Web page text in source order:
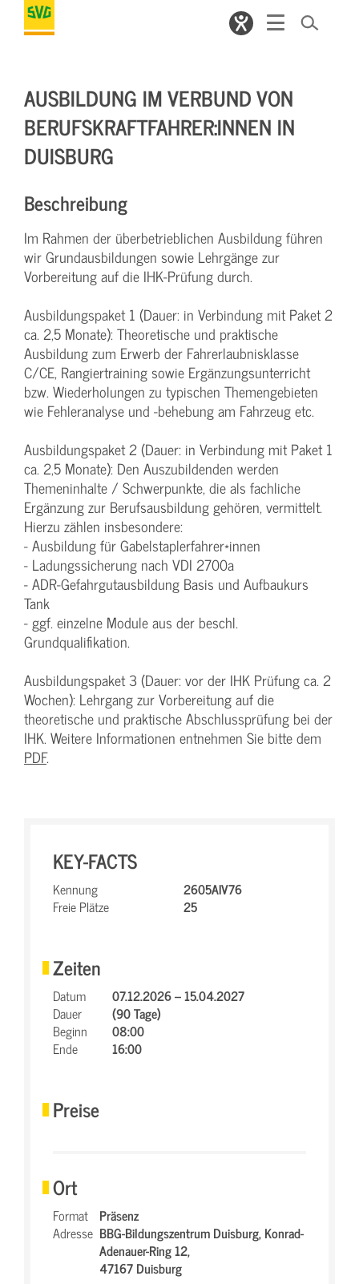
AUSBILDUNG IM VERBUND VON
BERUFSKRAFTFAHRER:INNEN IN
DUISBURG
Beschreibung
Im Rahmen der überbetrieblichen Ausbildung führen
wir Grundausbildungen sowie Lehrgänge zur
Vorbereitung auf die IHK-Prüfung durch.
Ausbildungspaket 1 (Dauer: in Verbindung mit Paket 2
ca. 2,5 Monate): Theoretische und praktische
Ausbildung zum Erwerb der Fahrerlaubnisklasse
C/CE, Rangiertraining sowie Ergänzungsunterricht
bzw. Wiederholungen zu typischen Themengebieten
wie Fehleranalyse und -behebung am Fahrzeug etc.
Ausbildungspaket 2 (Dauer: in Verbindung mit Paket 1
ca. 2,5 Monate): Den Auszubildenden werden
Themeninhalte / Schwerpunkte, die als fachliche
Ergänzung zur Berufsausbildung gehören, vermittelt.
Hierzu zählen insbesondere:
- Ausbildung für Gabelstaplerfahrer*innen
- Ladungssicherung nach VDI 2700a
- ADR-Gefahrgutausbildung Basis und Aufbaukurs
Tank
- ggf. einzelne Module aus der beschl.
Grundqualifikation.
Ausbildungspaket 3 (Dauer: vor der IHK Prüfung ca. 2
Wochen): Lehrgang zur Vorbereitung auf die
theoretische und praktische Abschlussprüfung bei der
IHK. Weitere Informationen entnehmen Sie bitte dem
PDF.
KEY-FACTS
Kennung
2605AIV76
Freie Plätze
25
Zeiten
Datum
07.12.2026 – 15.04.2027
Dauer
(90 Tage)
Beginn
08:00
Ende
16:00
Preise
Ort
Format Präsenz
Adresse BBG-Bildungszentrum Duisburg,Konrad-
Adenauer-Ring 12,
47167 Duisburg